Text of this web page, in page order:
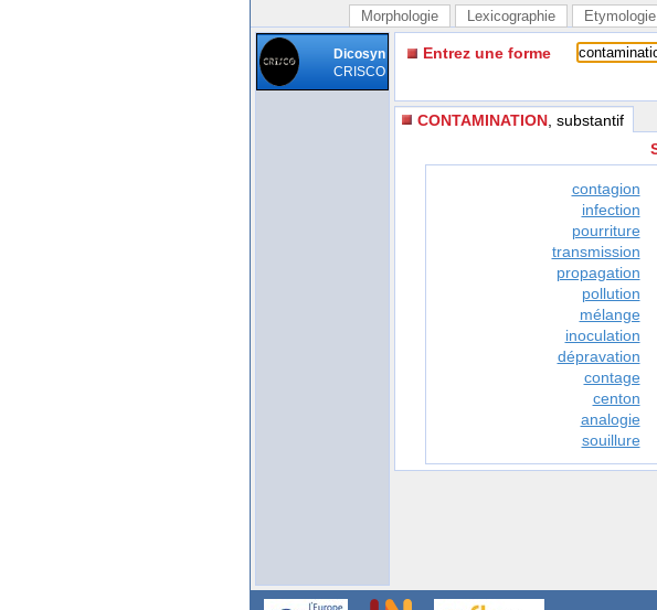
Morphologie Lexicographie Etymologie
Dicosyn
CRISCO
Entrez une forme
CONTAMINATION , substantif
contagion
infection
pourriture
transmission
propagation
pollution
mélange
inoculation
dépravation
contage
centon
analogie
souillure